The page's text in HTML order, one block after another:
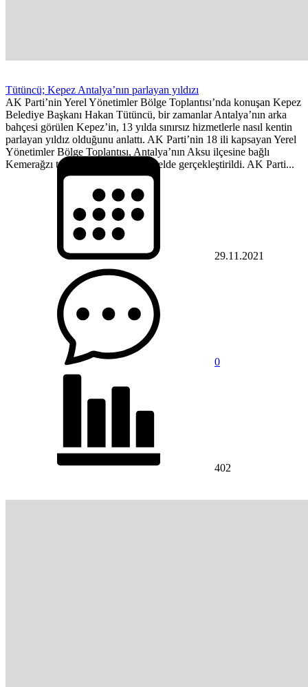
Tütüncü; Kepez Antalya’nın parlayan yıldızı
AK Parti’nin Yerel Yönetimler Bölge Toplantısı’nda konuşan Kepez
Belediye Başkanı Hakan Tütüncü, bir zamanlar Antalya’nın arka
bahçesi görülen Kepez’in, 13 yılda sınırsız hizmetlerle nasıl kentin
parlayan yıldız olduğunu anlattı. AK Parti’nin 18 ili kapsayan Yerel
Yönetimler Bölge Toplantısı, Antalya’nın Aksu ilçesine bağlı
Kemerağzı turizm bölgesinde bir otelde gerçekleştirildi. AK Parti...
29.11.2021
0
402